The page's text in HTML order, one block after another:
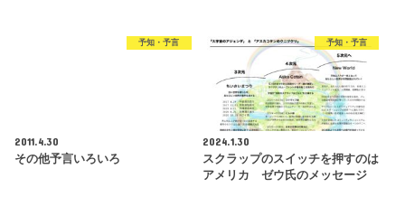
予知・予言
2011.4.30
その他予言いろいろ
予知・予言
2024.1.30
スクラップのスイッチを押すのは
アメリカ ゼウ氏のメッセージ